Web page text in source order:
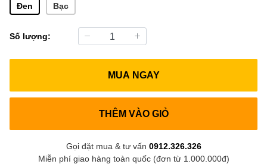
Đen
Bạc
Số lượng:
MUA NGAY
THÊM VÀO GIỎ
Gọi đặt mua & tư vấn 0912.326.326
Miễn phí giao hàng toàn quốc (đơn từ 1.000.000đ)